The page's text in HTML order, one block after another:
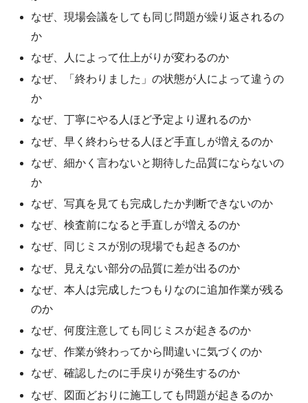
なぜ、現場会議をしても同じ問題が繰り返されるの
か
なぜ、人によって仕上がりが変わるのか
なぜ、「終わりました」の状態が人によって違うの
か
なぜ、丁寧にやる人ほど予定より遅れるのか
なぜ、早く終わらせる人ほど手直しが増えるのか
なぜ、細かく言わないと期待した品質にならないの
か
なぜ、写真を見ても完成したか判断できないのか
なぜ、検査前になると手直しが増えるのか
なぜ、同じミスが別の現場でも起きるのか
なぜ、見えない部分の品質に差が出るのか
なぜ、本人は完成したつもりなのに追加作業が残る
のか
なぜ、何度注意しても同じミスが起きるのか
なぜ、作業が終わってから間違いに気づくのか
なぜ、確認したのに手戻りが発生するのか
なぜ、図面どおりに施工しても問題が起きるのか